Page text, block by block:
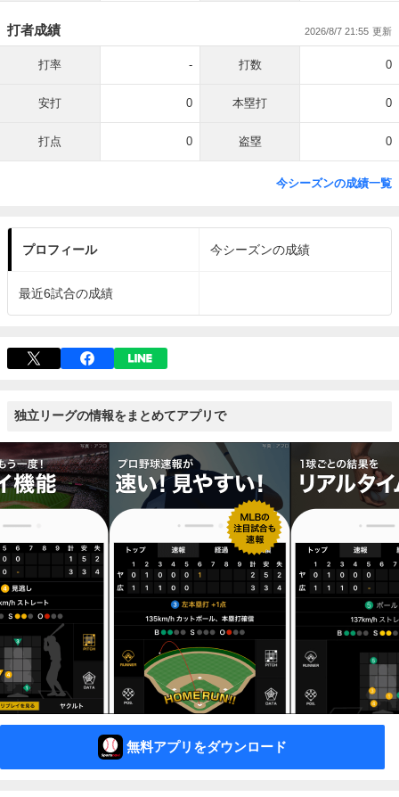
打者成績 2026/8/7 21:55
打率 - 打数 0
安打 0 本塁打 0
打点 0 盗塁 0
今シーズンの成績一覧
プロフィール 今シーズンの成績
最近6試合の成績
独立リーグの情報をまとめてアプリで
無料アプリをダウンロード